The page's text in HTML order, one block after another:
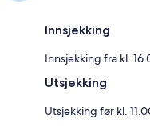
Innsjekking
Innsjekking fra kl.
Utsjekking
Utsjekking før kl.